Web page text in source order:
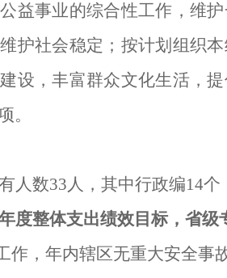
益事业的综合性工作，维
护社会稳定；按计划组织
设，丰富群众文化生活，
。
人数33人 ， 其中行政编14个
度整体支出绩效目标，省
作，年内辖区无重大安全事